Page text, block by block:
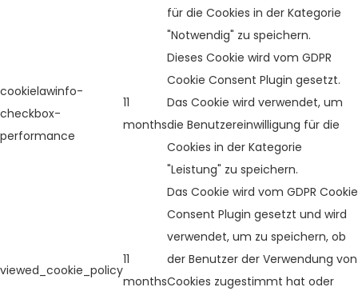
für die Cookies in der Kategorie
"Notwendig" zu speichern.
cookielawinfo-
checkbox-
performance
11
months
Dieses Cookie wird vom GDPR
Cookie Consent Plugin gesetzt.
Das Cookie wird verwendet, um
die Benutzereinwilligung für die
Cookies in der Kategorie
"Leistung" zu speichern.
viewed_cookie_policy
11
months
Das Cookie wird vom GDPR Cookie
Consent Plugin gesetzt und wird
verwendet, um zu speichern, ob
der Benutzer der Verwendung von
Cookies zugestimmt hat oder